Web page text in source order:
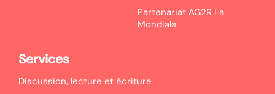
Partenariat AG2R La
Mondiale
Services
Discussion, lecture et écriture